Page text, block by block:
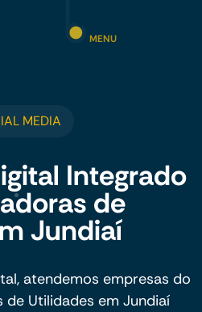
MENU
MEDIA
Integrado
de
Jundiaí
atendemos empresas do
Utilidades em Jundiaí